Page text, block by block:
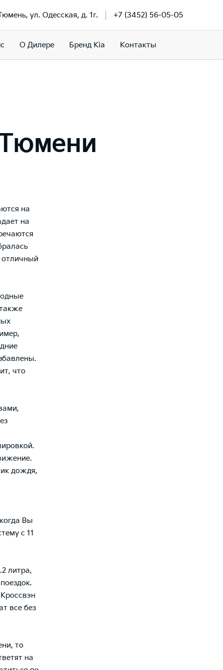
ул. Одесская, д. 1г. +7 (3452) 56-05-05
О Дилере Бренд Kia Контакты
на
на
отличный
что
дождя,
Вы
с 11
литра,
все без
то
на